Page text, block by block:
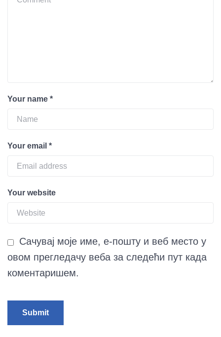
Your name *
Your email *
Your website
Сачувај моје име, е-пошту и веб место у
овом прегледачу веба за следећи пут када
коментаришем.